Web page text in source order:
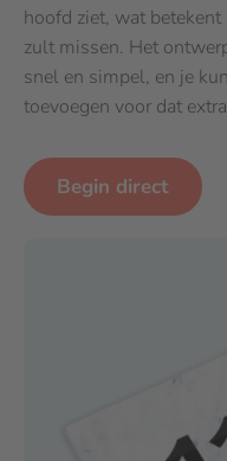
hoofd ziet, wat
zult missen. Het
snel en simpel, en je
toevoegen voor dat
Begin direct